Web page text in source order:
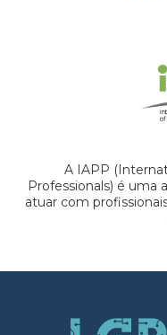
A IAPP
Professionals) é uma
atuar com